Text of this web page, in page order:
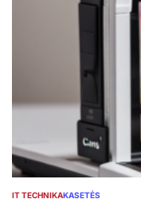
POSTED
IT TECHNIKAKASETĖS